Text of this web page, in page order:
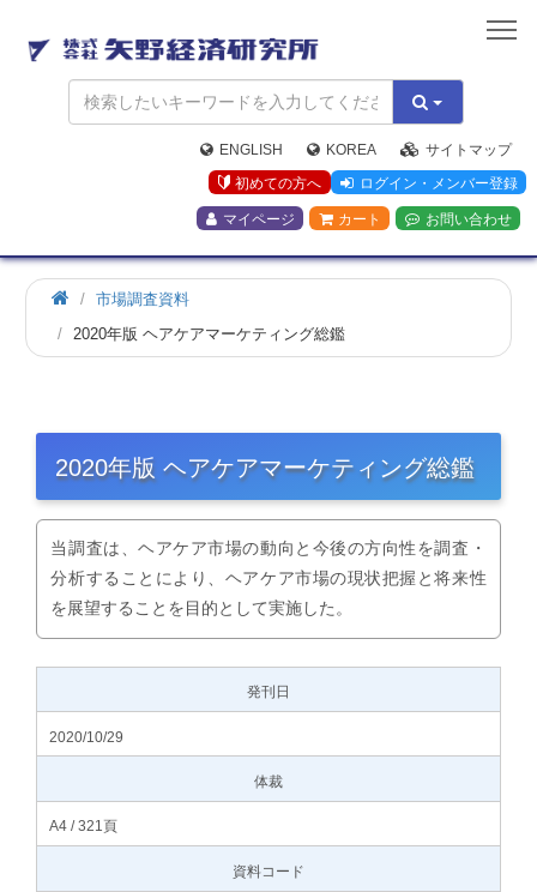
矢
野
経
済
研
究
所
ENGLISH KOREA
サイトマップ
初めての方へ
ログイン・メンバー登録
マイページ カート お問い合わせ
市場調査資料
2020年版 ヘアケアマーケティング総鑑
2020年版 ヘアケアマーケティング総鑑
当調査は、ヘアケア市場の動向と今後の方向性を調査・
分析することにより、ヘアケア市場の現状把握と将来性
を展望することを目的として実施した。
発刊日
2020/10/29
体裁
A4 / 321頁
資料コード